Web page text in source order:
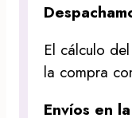
El cálculo
la compra
Envíos en